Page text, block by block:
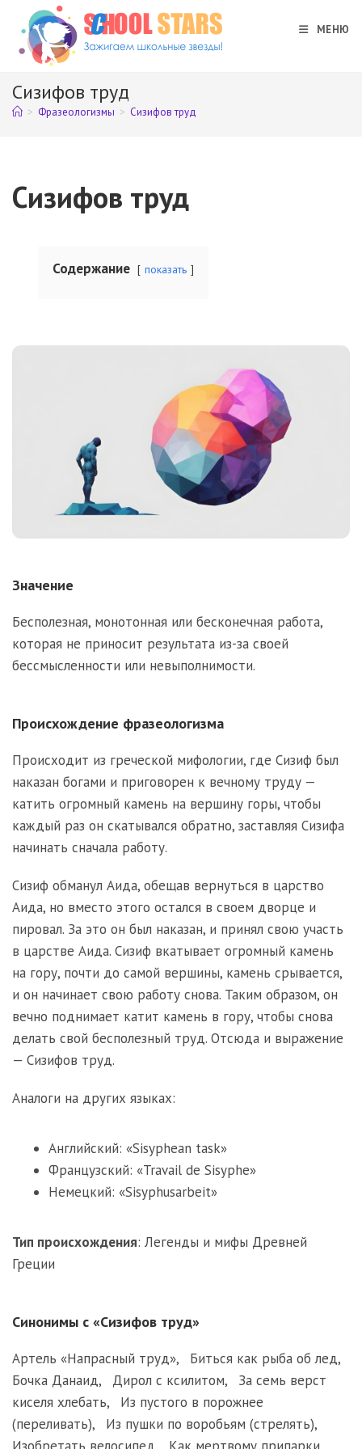
Перейти
содержимому
МЕНЮ
Сизифов труд
> Фразеологизмы > Сизифов труд
Сизифов труд
Содержание показать
Значение
Бесполезная, монотонная или бесконечная работа,
которая не приносит результата из-за своей
бессмысленности или невыполнимости.
Происхождение фразеологизма
Происходит из греческой мифологии, где Сизиф был
наказан богами и приговорен к вечному труду —
катить огромный камень на вершину горы, чтобы
каждый раз он скатывался обратно, заставляя Сизифа
начинать сначала работу.
Сизиф обманул Аида, обещав вернуться в царство
Аида, но вместо этого остался в своем дворце и
пировал. За это он был наказан, и принял свою участь
в царстве Аида. Сизиф вкатывает огромный камень
на гору, почти до самой вершины, камень срывается,
и он начинает свою работу снова. Таким образом, он
вечно поднимает катит камень в гору, чтобы снова
делать свой бесполезный труд. Отсюда и выражение
— Сизифов труд.
Аналоги на других языках:
Английский: «Sisyphean task»
Французский: «Travail de Sisyphe»
Немецкий: «Sisyphusarbeit»
Тип происхождения: Легенды и мифы Древней
Греции
Синонимы с «Сизифов труд»
Артель «Напрасный труд», Биться как рыба об лед,
Бочка Данаид, Дирол с ксилитом, За семь верст
киселя хлебать, Из пустого в порожнее
(переливать), Из пушки по воробьям (стрелять),